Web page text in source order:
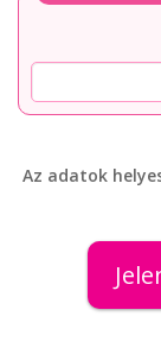
Az adatok